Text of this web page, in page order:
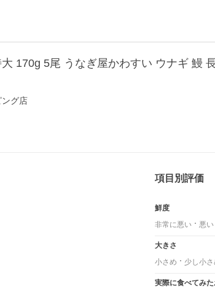
ング店
項目別評価
鮮度
非常に悪い
悪い
大きさ
小さめ
少し小さ
実際に食べてみ